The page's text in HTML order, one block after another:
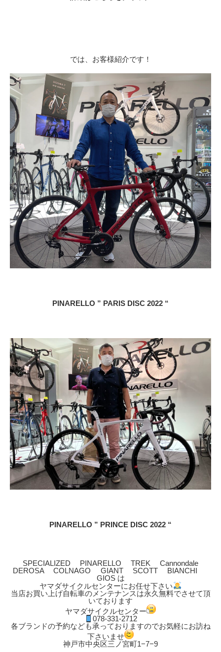
では、お客様紹介です！
PINARELLO ” PARIS DISC 2022 “
PINARELLO ” PRINCE DISC 2022 “
SPECIALIZED PINARELLO TREK Cannondale
DEROSA COLNAGO GIANT SCOTT BIANCHI
GIOS は
ヤマダサイクルセンターにお任せ下さい
当店お買い上げ自転車のメンテナンスは永久無料でさせて頂
いております
ヤマダサイクルセンター
078-331-2712
各ブランドの予約なども承っておりますのでお気軽にお訪ね
下さいませ
神戸市中央区三ノ宮町1−7−9